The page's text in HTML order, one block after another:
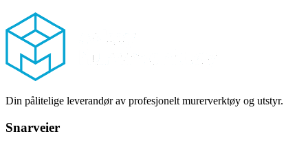
Footer
Din pålitelige leverandør av profesjonelt murerverktøy og utstyr.
Snarveier